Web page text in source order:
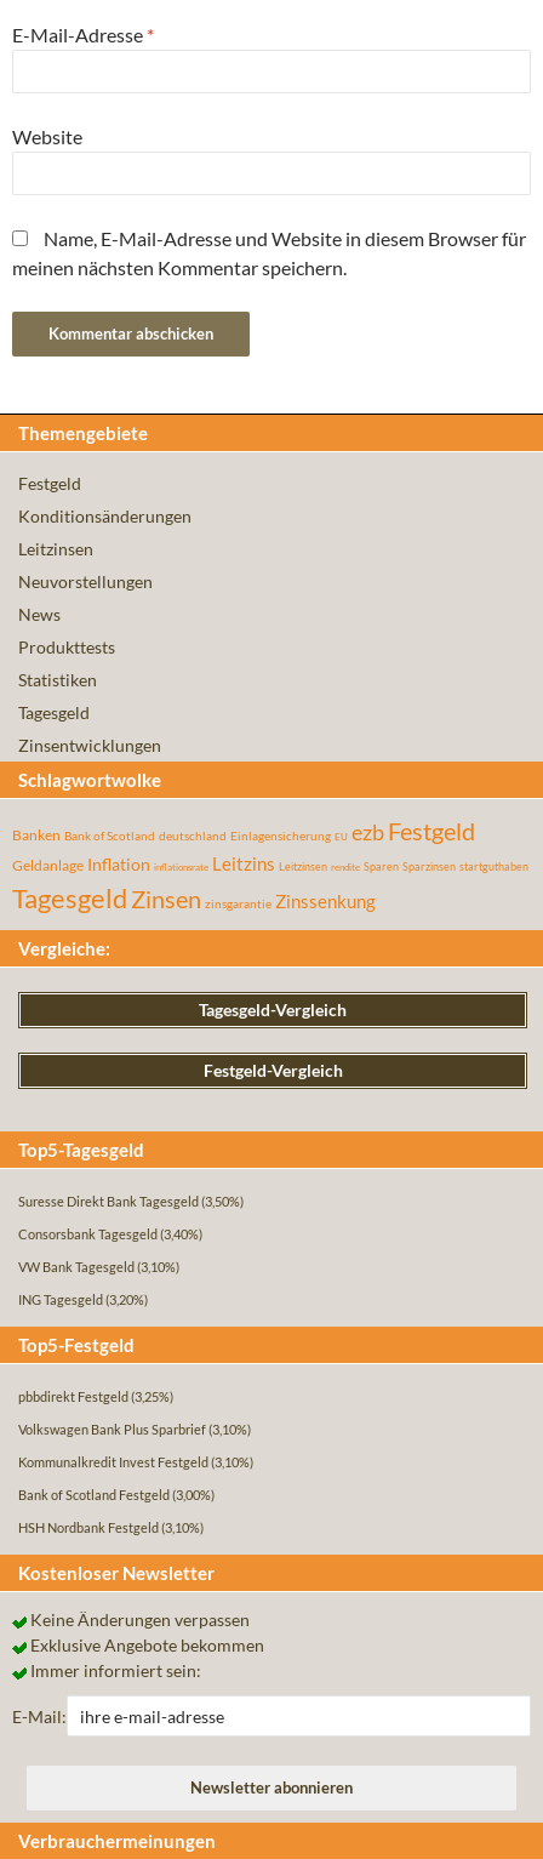
E-Mail-Adresse *
Website
Name, E-Mail-Adresse und Website in diesem Browser für
meinen nächsten Kommentar speichern.
Themengebiete
Festgeld
Konditionsänderungen
Leitzinsen
Neuvorstellungen
News
Produkttests
Statistiken
Tagesgeld
Zinsentwicklungen
Schlagwortwolke
Banken Bank of Scotland deutschland Einlagensicherung EU ezbFestgeld
Geldanlage Inflation inflationsrate Leitzins Leitzinsen rendite Sparen Sparzinsen startguthaben
Tagesgeld Zinsen zinsgarantie Zinssenkung
Vergleiche:
Tagesgeld-Vergleich
Festgeld-Vergleich
Top5-Tagesgeld
Suresse Direkt Bank Tagesgeld (3,50%)
Consorsbank Tagesgeld (3,40%)
VW Bank Tagesgeld (3,10%)
ING Tagesgeld (3,20%)
Top5-Festgeld
pbbdirekt Festgeld (3,25%)
Volkswagen Bank Plus Sparbrief(3,10%)
Kommunalkredit Invest Festgeld (3,10%)
Bank of Scotland Festgeld (3,00%)
HSH Nordbank Festgeld (3,10%)
Kostenloser Newsletter
Keine Änderungen verpassen
Exklusive Angebote bekommen
Immer informiert sein:
E-Mail:
Verbrauchermeinungen